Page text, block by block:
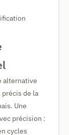
alternative
précis de la
Une
précision :
cycles